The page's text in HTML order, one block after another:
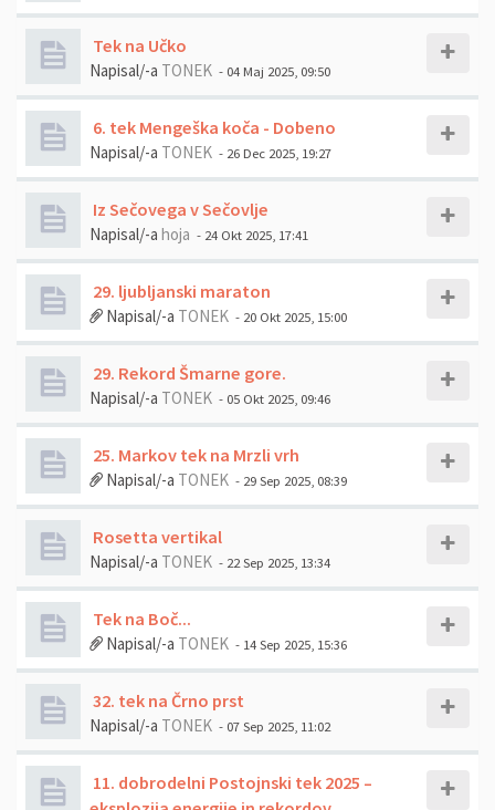
Tek na Učko
Napisal/-a TONEK - 04 Maj 2025, 09:50
6. tek Mengeška koča - Dobeno
Napisal/-a TONEK - 26 Dec 2025, 19:27
Iz Sečovega v Sečovlje
Napisal/-a hoja - 24 Okt 2025, 17:41
29. ljubljanski maraton
Napisal/-a TONEK - 20 Okt 2025, 15:00
29. Rekord Šmarne gore.
Napisal/-a TONEK - 05 Okt 2025, 09:46
25. Markov tek na Mrzli vrh
Napisal/-a TONEK - 29 Sep 2025, 08:39
Rosetta vertikal
Napisal/-a TONEK - 22 Sep 2025, 13:34
Tek na Boč...
Napisal/-a TONEK - 14 Sep 2025, 15:36
32. tek na Črno prst
Napisal/-a TONEK - 07 Sep 2025, 11:02
11. dobrodelni Postojnski tek 2025 –